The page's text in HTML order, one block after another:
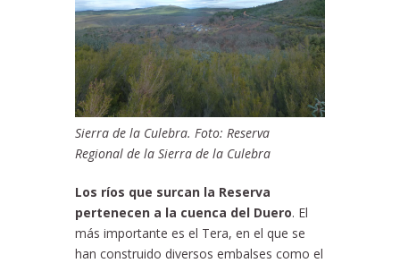
Sierra de la Culebra. Foto: Reserva
Regional de la Sierra de la Culebra
Los ríos que surcan la Reserva
pertenecen a la cuenca del Duero. El
más importante es el Tera, en el que se
han construido diversos embalses como el